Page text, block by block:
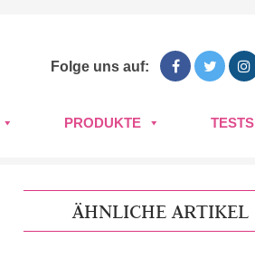
Folge uns auf:
PRODUKTE TESTS
ÄHNLICHE ARTIKEL